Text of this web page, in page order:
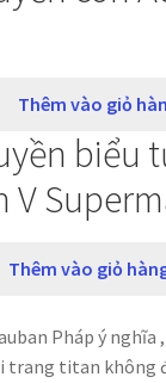
Thêm vào giỏ
biểu
V
Thêm vào giỏ
Pháp ý nghĩa
trang titan không